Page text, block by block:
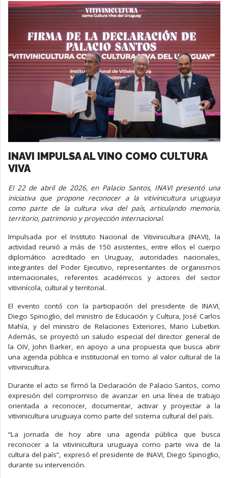
INAVI IMPULSA AL VINO COMO CULTURA
VIVA
El 22 de abril de 2026, en Palacio Santos, INAVI presentó una
iniciativa que propone reconocer a la vitivinicultura uruguaya
como parte de la cultura viva del país, articulando memoria,
territorio, patrimonio y proyección internacional.
Impulsada por el Instituto Nacional de Vitivinicultura (INAVI), la
actividad reunió a más de 150 asistentes, entre ellos el cuerpo
diplomático acreditado en Uruguay, autoridades nacionales,
integrantes del Poder Ejecutivo, representantes de organismos
internacionales, referentes académicos y actores del sector
vitivinícola, cultural y territorial.
El evento contó con la participación del presidente de INAVI,
Diego Spinoglio, del ministro de Educación y Cultura, José Carlos
Mahía, y del ministro de Relaciones Exteriores, Mario Lubetkin.
Además, se proyectó un saludo especial del director general de
la OIV, John Barker, en apoyo a una propuesta que busca abrir
una agenda pública e institucional en torno al valor cultural de la
vitivinicultura.
Durante el acto se firmó la Declaración de Palacio Santos, como
expresión del compromiso de avanzar en una línea de trabajo
orientada a reconocer, documentar, activar y proyectar a la
vitivinicultura uruguaya como parte del sistema cultural del país.
“La jornada de hoy abre una agenda pública que busca
reconocer a la vitivinicultura uruguaya como parte viva de la
cultura del país”, expresó el presidente de INAVI, Diego Spinoglio,
durante su intervención.